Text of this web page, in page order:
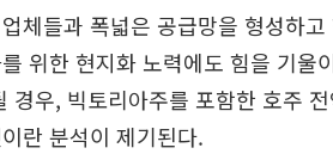
체들과 폭넓은 공급망을 형성하
위한 현지화 노력에도 힘을 기울
경우, 빅토리아주를 포함한 호주
란 분석이 제기된다.